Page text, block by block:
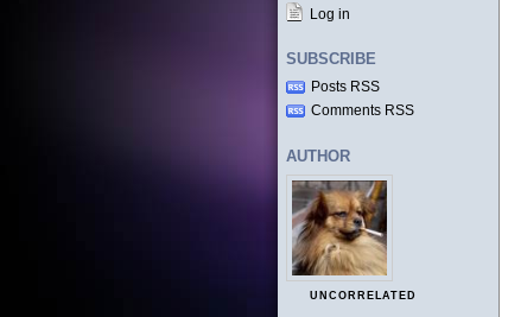
Log in
SUBSCRIBE
Posts RSS
Comments RSS
AUTHOR
UNCORRELATED